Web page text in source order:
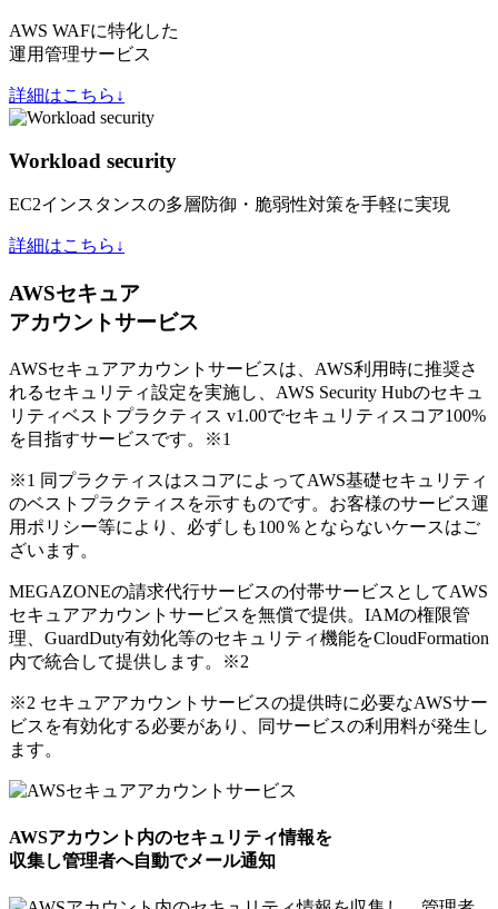
AWS WAFに特化した
運用管理サービス
詳細はこちら↓
Workload security
EC2インスタンスの多層防御・脆弱性対策を手軽に実現
詳細はこちら↓
AWSセキュア
アカウントサービス
AWSセキュアアカウントサービスは、AWS利用時に推奨さ
れるセキュリティ設定を実施し、AWS Security Hubのセキュ
リティベストプラクティス v1.00でセキュリティスコア100%
を目指すサービスです。
※1
※1 同プラクティスはスコアによってAWS基礎セキュリティ
のベストプラクティスを示すものです。お客様のサービス運
用ポリシー等により、必ずしも100％とならないケースはご
ざいます。
MEGAZONEの請求代行サービスの付帯サービスとしてAWS
セキュアアカウントサービスを無償で提供。IAMの権限管
理、GuardDuty有効化等のセキュリティ機能をCloudFormation
内で統合して提供します。
※2
※2 セキュアアカウントサービスの提供時に必要なAWSサー
ビスを有効化する必要があり、同サービスの利用料が発生し
ます。
AWSアカウント内のセキュリティ情報を
収集し管理者へ自動でメール通知